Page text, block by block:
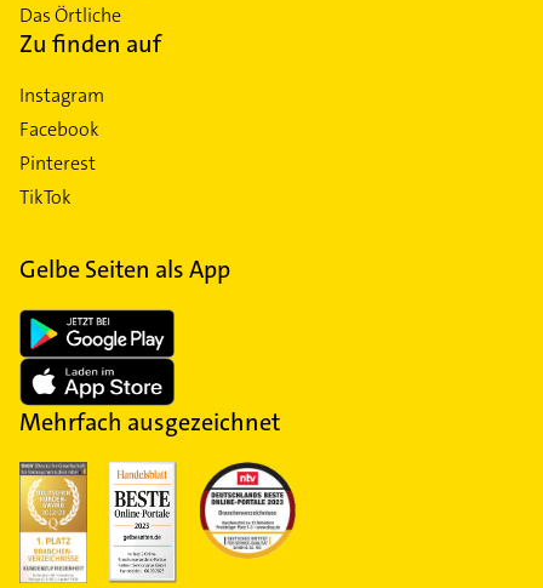
Das Örtliche
Zu finden auf
Instagram
Facebook
Pinterest
TikTok
Gelbe Seiten als App
Mehrfach ausgezeichnet